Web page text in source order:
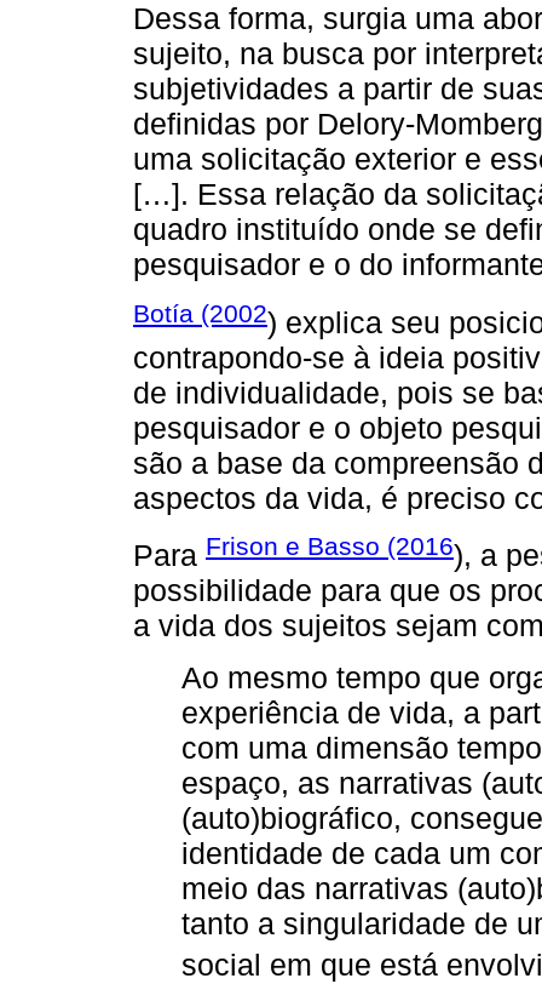
Dessa forma, surgia uma
sujeito, na busca por
subjetividades a partir de
definidas por Delory-
uma solicitação exterior e
[…]. Essa relação da
quadro instituído onde se
pesquisador e o do
Botía (2002) explica seu
contrapondo-se à ideia
de individualidade, pois se
pesquisador e o objeto
são a base da compreensão
aspectos da vida, é preciso
Para Frison e Basso (2016), a
possibilidade para que os
a vida dos sujeitos sejam
Ao mesmo tempo que
experiência de vida, a
com uma dimensão
espaço, as narrativas
(auto)biográfico,
identidade de cada um
meio das narrativas
tanto a singularidade de
social em que está